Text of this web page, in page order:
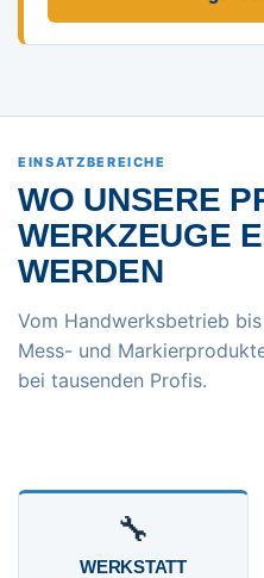
EINSATZBEREICHE
WO UNSERE
WERKZEUGE
WERDEN
Vom Handwerksbetrieb
Mess- und
bei tausenden Profis.
🔧
WERKSTATT